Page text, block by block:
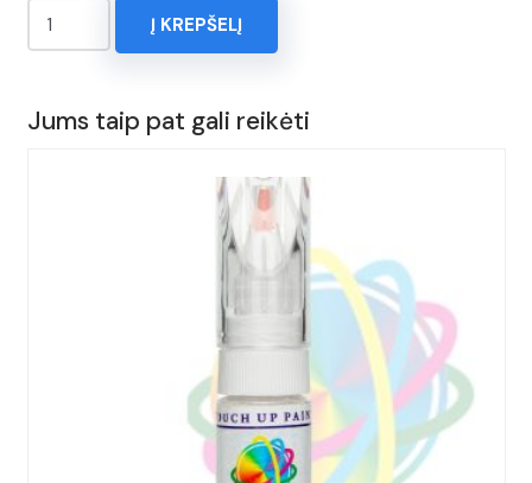
produkto
kiekis:
15ml.
Į KREPŠELĮ
Jums taip pat gali reikėti